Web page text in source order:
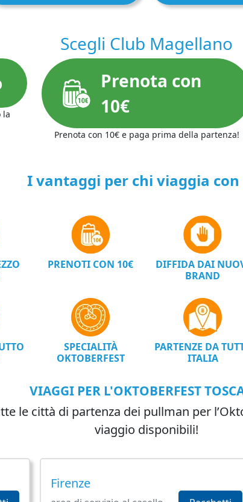
Scegli Club Magellano
la
Prenota con
10€
Prenota con 10€ e paga prima della partenza!
I vantaggi per chi viaggia con
PRENOTI CON 10€
DIFFIDA DAI
BRAND
SPECIALITÀ
OKTOBERFEST
PARTENZE DA
ITALIA
VIAGGI PER L'OKTOBERFEST
le città di partenza dei pullman per
viaggio disponibili!
Firenze